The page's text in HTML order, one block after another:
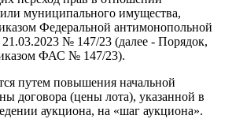
или муниципального имущества,
Федеральной антимонопольной
№ 147/23 (далее - Порядок,
ФАС № 147/23).
путем повышения начальной
договора (цены лота), указанной в
аукциона, на «шаг аукциона».